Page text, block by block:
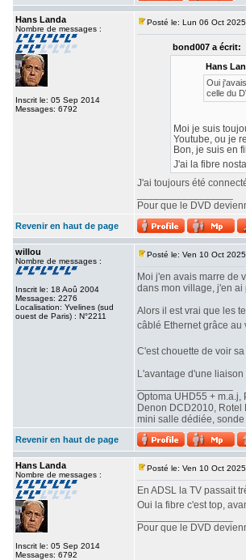
Hans Landa
Nombre de messages :
Inscrit le: 05 Sep 2014
Messages: 6792
Posté le: Lun 06 Oct
bond007 a écrit:
Hans
Oui
celle du
Moi je suis
Youtube, ou je
Bon, je suis en
J'ai la fibre
J'ai toujours été
Pour que le DVD
Revenir en haut de page
willou
Nombre de messages :
Inscrit le: 18 Aoû 2004
Messages: 2276
Localisation: Yvelines (sud
ouest de Paris) : N°2211
Posté le: Ven 10 Oct
Moi j'en avais marre de
dans mon village, j'en
Alors il est vrai que les
câblé Ethernet grâce
C'est chouette de voir
L'avantage d'une
Optoma UHD55 + m.a.j,
Denon DCD2010, Rotel
mini salle dédiée,
Revenir en haut de page
Hans Landa
Nombre de messages :
Inscrit le: 05 Sep 2014
Messages: 6792
Posté le: Ven 10 Oct
En ADSL la TV passait
Oui la fibre c'est top,
Pour que le DVD